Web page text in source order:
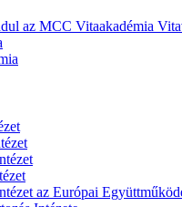
az MCC Vitaakadémia
az Európai